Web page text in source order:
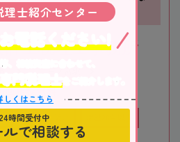
士税理士事務所
役所から近い
理士紹介センター
、相続資産に合わせて、
門税理士 をご紹介します。
しくはこちら
24時間受付中
ルで相談する